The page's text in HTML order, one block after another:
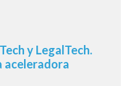
y LegalTech.
aceleradora